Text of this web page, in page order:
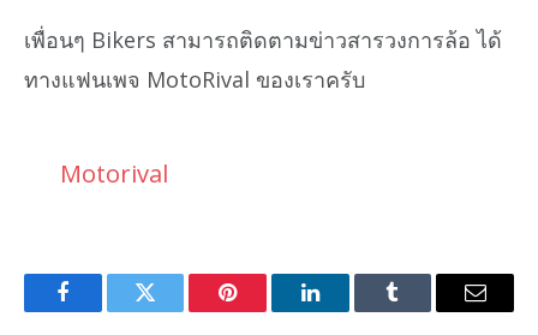
เพื่อนๆ Bikers สามารถติดตามข่าวสารวงการล้อ ได้
ทางแฟนเพจ MotoRival ของเราครับ
Motorival
FacebookTwitter Pinterest LinkedInTumblr Email